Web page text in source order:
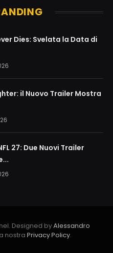
Dies: Svelata la Data di
il Nuovo Trailer Mostra
27: Due Nuovi Trailer
Designed byAlessandro
nostra Privacy Policy.